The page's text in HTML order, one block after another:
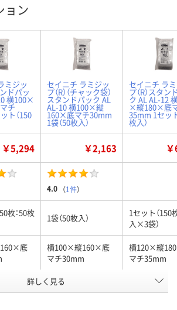
ョン
ミジッ
ンドパッ
横100×
チ
ト（150
セイニチ ラミジッ
プ（R）（チャック袋）
スタンドパック AL
AL-10 横100×縦
160×底マチ30mm
1袋（50枚入）
セイニチ ラ
プ（R）スタン
ク AL AL-12
×縦180×底
35mm 1セッ
枚入）
￥5,294 ￥2,163
4.0 （1件）
枚：50枚
1袋（50枚入）
1セット（150
入×3袋）
底
横100×縦160×底
マチ30mm
横120×縦
マチ35mm
8492468 5408738
詳しく見る